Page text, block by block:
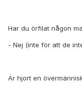
Har du örfilat någon
- Nej (inte för att de
Är hjort en